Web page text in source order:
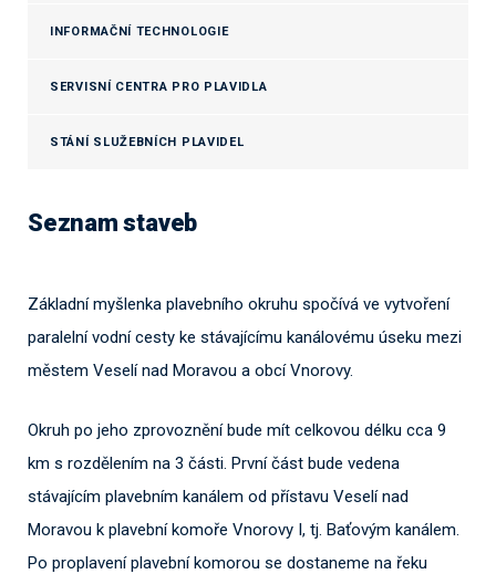
INFORMAČNÍ TECHNOLOGIE
SERVISNÍ CENTRA PRO PLAVIDLA
STÁNÍ SLUŽEBNÍCH PLAVIDEL
Seznam staveb
Základní myšlenka plavebního okruhu spočívá ve vytvoření
paralelní vodní cesty ke stávajícímu kanálovému úseku mezi
městem Veselí nad Moravou a obcí Vnorovy.
Okruh po jeho zprovoznění bude mít celkovou délku cca 9
km s rozdělením na 3 části. První část bude vedena
stávajícím plavebním kanálem od přístavu Veselí nad
Moravou k plavební komoře Vnorovy I, tj. Baťovým kanálem.
Po proplavení plavební komorou se dostaneme na řeku